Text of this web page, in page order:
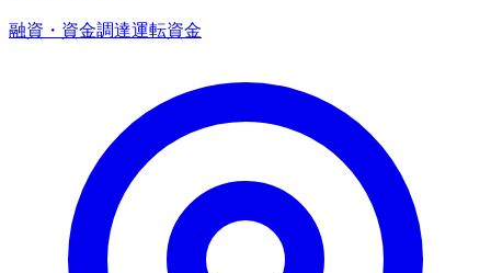
融資・資金調達運転資金